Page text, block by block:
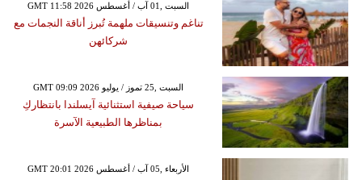
GMT 11:58 2026 السبت ,01 آب / أغسطس
تناغم وتنسيقات ملهمة تُبرز أناقة النجمات مع
شركائهن
GMT 09:09 2026 السبت ,25 تموز / يوليو
سياحة صيفية استثنائية آيسلندا بانتظاركِ
بمناظرها الطبيعية الآسرة
GMT 20:01 2026 الأربعاء ,05 آب / أغسطس